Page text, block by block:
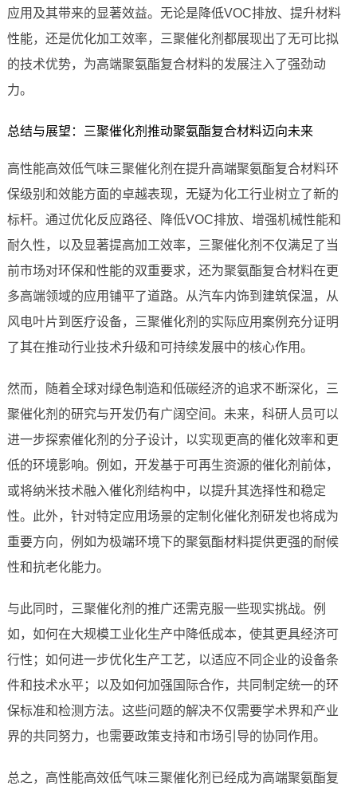
应用及其带来的显著效益。无论是降低VOC排放、提升材料
性能，还是优化加工效率，三聚催化剂都展现出了无可比拟
的技术优势，为高端聚氨酯复合材料的发展注入了强劲动
力。
总结与展望：三聚催化剂推动聚氨酯复合材料迈向未来
高性能高效低气味三聚催化剂在提升高端聚氨酯复合材料环
保级别和效能方面的卓越表现，无疑为化工行业树立了新的
标杆。通过优化反应路径、降低VOC排放、增强机械性能和
耐久性，以及显著提高加工效率，三聚催化剂不仅满足了当
前市场对环保和性能的双重要求，还为聚氨酯复合材料在更
多高端领域的应用铺平了道路。从汽车内饰到建筑保温，从
风电叶片到医疗设备，三聚催化剂的实际应用案例充分证明
了其在推动行业技术升级和可持续发展中的核心作用。
然而，随着全球对绿色制造和低碳经济的追求不断深化，三
聚催化剂的研究与开发仍有广阔空间。未来，科研人员可以
进一步探索催化剂的分子设计，以实现更高的催化效率和更
低的环境影响。例如，开发基于可再生资源的催化剂前体，
或将纳米技术融入催化剂结构中，以提升其选择性和稳定
性。此外，针对特定应用场景的定制化催化剂研发也将成为
重要方向，例如为极端环境下的聚氨酯材料提供更强的耐候
性和抗老化能力。
与此同时，三聚催化剂的推广还需克服一些现实挑战。例
如，如何在大规模工业化生产中降低成本，使其更具经济可
行性；如何进一步优化生产工艺，以适应不同企业的设备条
件和技术水平；以及如何加强国际合作，共同制定统一的环
保标准和检测方法。这些问题的解决不仅需要学术界和产业
界的共同努力，也需要政策支持和市场引导的协同作用。
总之，高性能高效低气味三聚催化剂已经成为高端聚氨酯复